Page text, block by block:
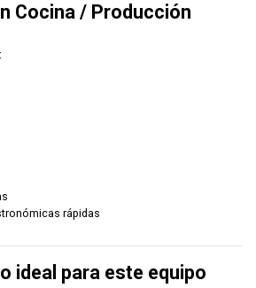
Cocina / Producción
rápidas
ideal para este equipo